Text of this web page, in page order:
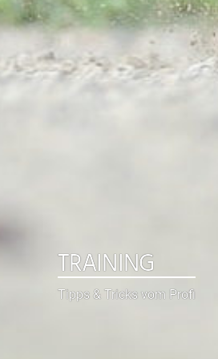
TRAINING
Tipps & Tricks vom Profi